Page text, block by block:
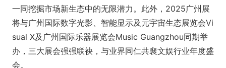
一同挖掘市场新生态中的无限潜力。此外，2025广州展
将与广州国际数字光影、智能显示及元宇宙生态展览会Vi
sual X及广州国际乐器展览会Music Guangzhou同期举
办，三大展会强强联袂，与业界同仁共襄文娱行业年度盛
会。